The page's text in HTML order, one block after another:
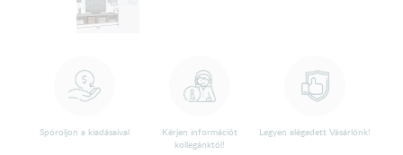
Spóroljon a kiadásaival
Kérjen információt
kollegánktól!
Legyen elégedett Vásárlónk!